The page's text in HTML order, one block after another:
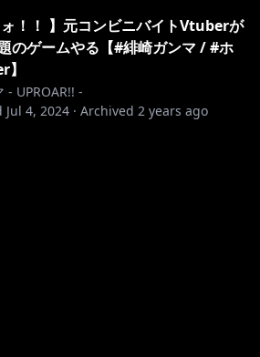
ォ！！ 】元コンビニバイトVtuberが
のゲームやる【#緋崎ガンマ / #ホ
- UPROAR!! -
Jul 4, 2024 · Archived 2 years ago